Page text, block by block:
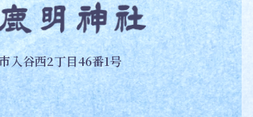
入谷西2丁目46番1号